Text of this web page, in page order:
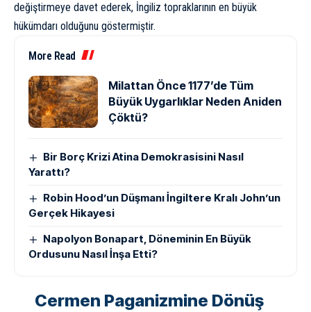
değiştirmeye davet ederek, İngiliz topraklarının en büyük
hükümdarı olduğunu göstermiştir.
More Read
Milattan Önce 1177’de Tüm
Büyük Uygarlıklar Neden Aniden
Çöktü?
Bir Borç Krizi Atina Demokrasisini Nasıl
Yarattı?
Robin Hood’un Düşmanı İngiltere Kralı John’un
Gerçek Hikayesi
Napolyon Bonapart, Döneminin En Büyük
Ordusunu Nasıl İnşa Etti?
Cermen Paganizmine Dönüş